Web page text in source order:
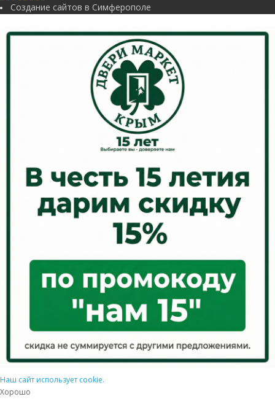
Создание сайтов в Симферополе
Наш сайт использует cookie.
Хорошо